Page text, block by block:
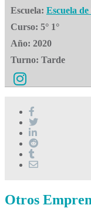
Escuela: Escuela
Curso: 5° 1°
Año: 2020
Turno: Tarde
Otros